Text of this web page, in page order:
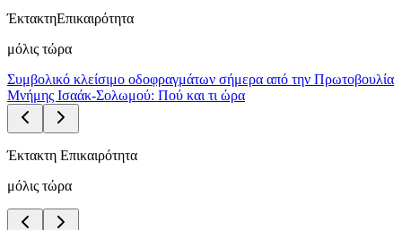
ΈκτακτηΕπικαιρότητα
μόλις τώρα
Συμβολικό κλείσιμο οδοφραγμάτων σήμερα από την Πρωτοβουλία
Μνήμης Ισαάκ-Σολωμού: Πού και τι ώρα
Έκτακτη Επικαιρότητα
μόλις τώρα